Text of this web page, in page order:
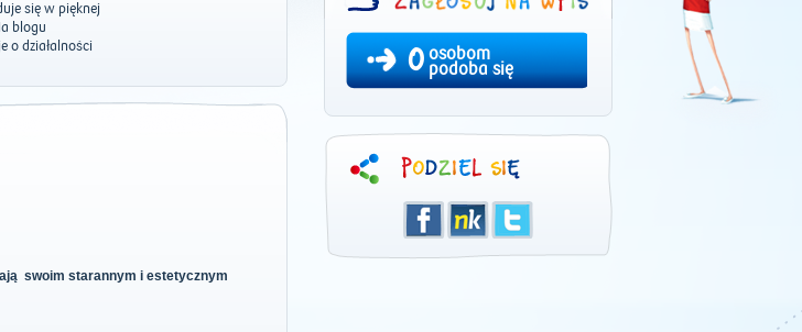
się w pięknej
blogu
o działalności
swoim starannym i estetycznym
0osobom
podoba się